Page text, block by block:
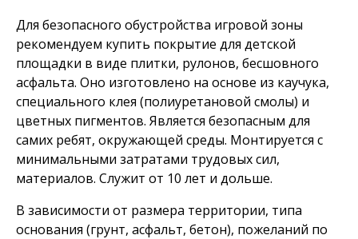
Для безопасного обустройства игровой зоны
рекомендуем купить покрытие для детской
площадки в виде плитки, рулонов, бесшовного
асфальта. Оно изготовлено на основе из каучука,
специального клея (полиуретановой смолы) и
цветных пигментов. Является безопасным для
самих ребят, окружающей среды. Монтируется с
минимальными затратами трудовых сил,
материалов. Служит от 10 лет и дольше.
В зависимости от размера территории, типа
основания (грунт, асфальт, бетон), пожеланий по